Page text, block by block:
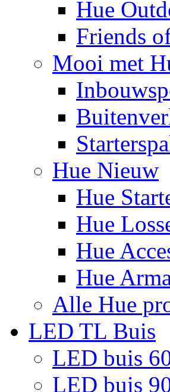
Hue
Friends
Mooi met
Hue Nieuw
Hue
Hue
Hue
Hue
Alle Hue
LED TL Buis
LED buis
LED buis